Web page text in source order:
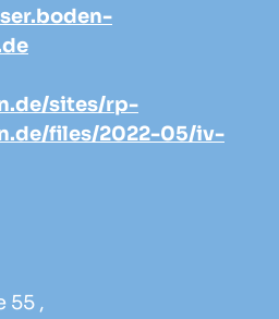
sites/rp-
files/2022-05/iv-
55 ,